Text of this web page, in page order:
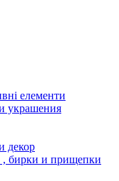
елементи
украшения
декор
, бирки и прищепки